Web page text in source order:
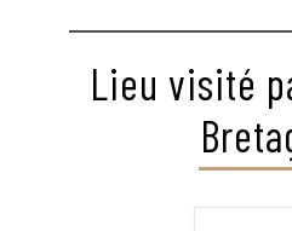
Lieu visité